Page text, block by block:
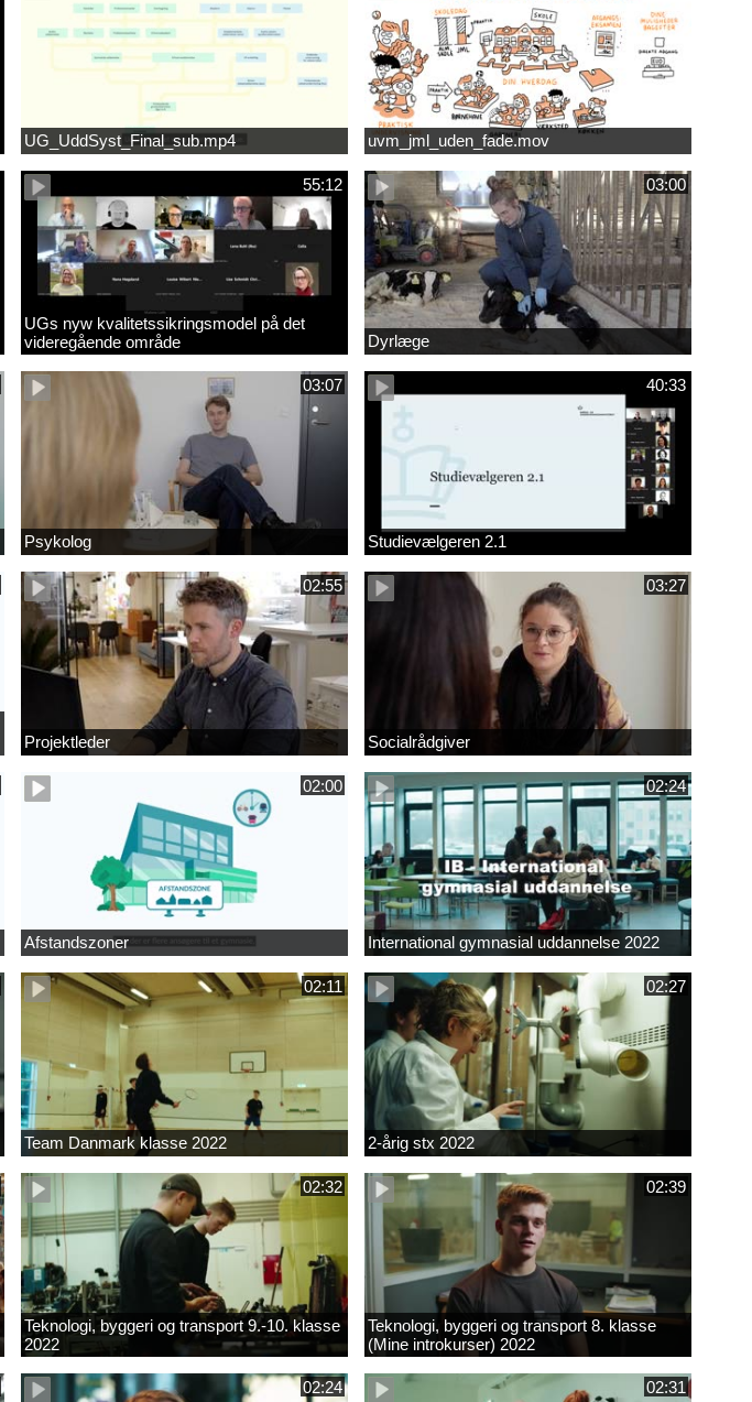
UG_UddSyst_Final_sub.mp4 uvm_jml_uden_fade.mov
55:12
UGs nyw kvalitetssikringsmodel på det
videregående område
03:00
Dyrlæge
03:07
Psykolog
40:33
Studievælgeren 2.1
02:55
Projektleder
03:27
Socialrådgiver
02:00
Afstandszoner
02:24
International gymnasial uddannelse 2022
02:11
Team Danmark klasse 2022
02:27
2-årig stx 2022
02:32
Teknologi, byggeri og transport 9.-10. klasse
2022
02:39
Teknologi, byggeri og transport 8. klasse
(Mine introkurser) 2022
02:24 02:31